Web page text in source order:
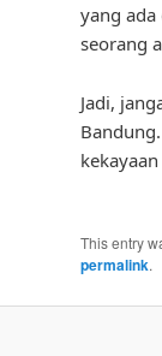
yang ada
seorang
Jadi,
This entry
permalink.